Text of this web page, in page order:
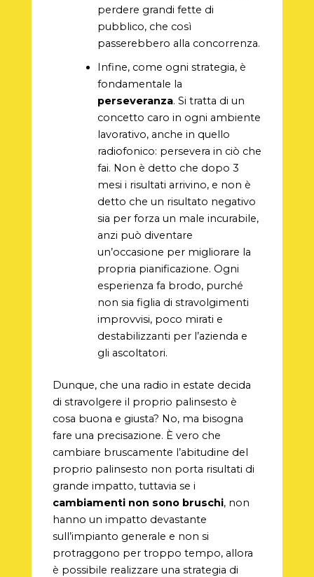
perdere grandi fette di
pubblico, che così
passerebbero alla concorrenza.
Infine, come ogni strategia, è
fondamentale la
perseveranza. Si tratta di un
concetto caro in ogni ambiente
lavorativo, anche in quello
radiofonico: persevera in ciò che
fai. Non è detto che dopo 3
mesi i risultati arrivino, e non è
detto che un risultato negativo
sia per forza un male incurabile,
anzi può diventare
un’occasione per migliorare la
propria pianificazione. Ogni
esperienza fa brodo, purché
non sia figlia di stravolgimenti
improvvisi, poco mirati e
destabilizzanti per l’azienda e
gli ascoltatori.
Dunque, che una radio in estate decida
di stravolgere il proprio palinsesto è
cosa buona e giusta? No, ma bisogna
fare una precisazione. È vero che
cambiare bruscamente l’abitudine del
proprio palinsesto non porta risultati di
grande impatto, tuttavia se i
cambiamenti non sono bruschi, non
hanno un impatto devastante
sull’impianto generale e non si
protraggono per troppo tempo, allora
è possibile realizzare una strategia di